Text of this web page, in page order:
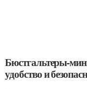
Бюстгальтеры-
удобство и